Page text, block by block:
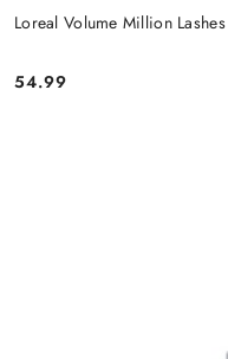
Loreal Volume Million
Cena:
54.99